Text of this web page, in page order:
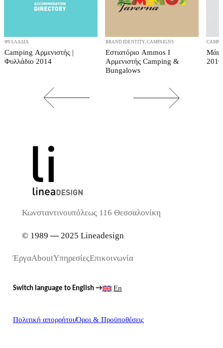
ΦΥΛΛΆΔΙΑ
Camping Αρμενιστής |
Φυλλάδιο 2014
BRAND IDENTITY, CAMPAIGNS
Εστιατόριο Ammos I
Αρμενιστής Camping &
Bungalows
2010
Κωνσταντινουπόλεως 116 Θεσσαλονίκη
© 1989—2025 Lineadesign
ΈργαAboutΥπηρεσίεςΕπικοινωνία
Switch language to English → En
Πολιτική απορρήτουΌροι & Προϋποθέσεις